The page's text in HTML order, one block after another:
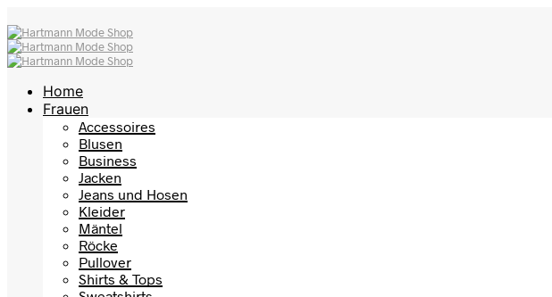
Home
Frauen
Accessoires
Blusen
Business
Jacken
Jeans und Hosen
Kleider
Mäntel
Röcke
Pullover
Shirts & Tops